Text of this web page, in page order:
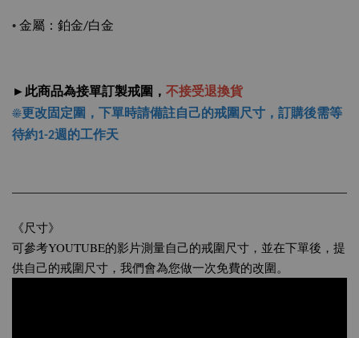
• 金屬： 鉑金/白金
►此商品為接單訂製戒圍， 不接受退換貨
☀更改固定圍，下單時請備註自己的戒圍尺寸， 訂購後需等
待約1-2週的工作天
《尺寸》
可參考YOUTUBE的影片測量自己的戒圍尺寸，並在下單後，提
供自己的戒圍尺寸，我們會為您做一次免費的改圍。